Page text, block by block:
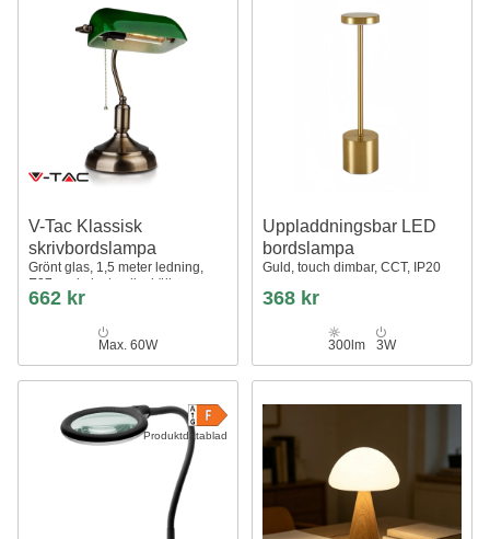
V-Tac Klassisk
skrivbordslampa
Grönt glas, 1,5 meter ledning,
E27 sockel, utan ljuskälla max
60W
662 kr
Max. 60W
Uppladdningsbar LED
bordslampa
Guld, touch dimbar, CCT, IP20
368 kr
300lm 3W
Produktdatablad